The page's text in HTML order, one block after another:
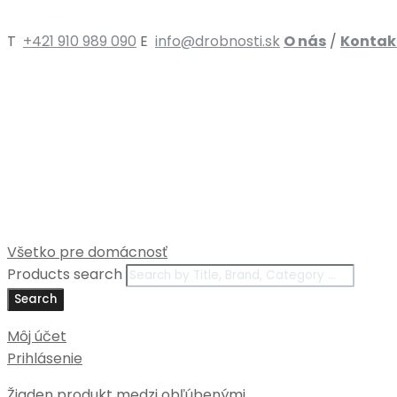
T +421 910 989 090 E info@drobnosti.sk O nás /
Všetko pre domácnosť
Products search
Search
Môj účet
Prihlásenie